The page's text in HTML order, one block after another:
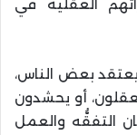
العقلية في
بعض الناس،
أو يحشدون
التفقُّه والعمل